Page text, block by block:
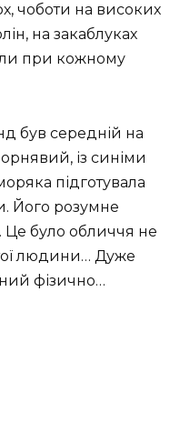
чоботи на високих
на закаблуках
при кожному
був середній на
із синіми
підготувала
Його розумне
Це було обличчя не
людини… Дуже
фізично…